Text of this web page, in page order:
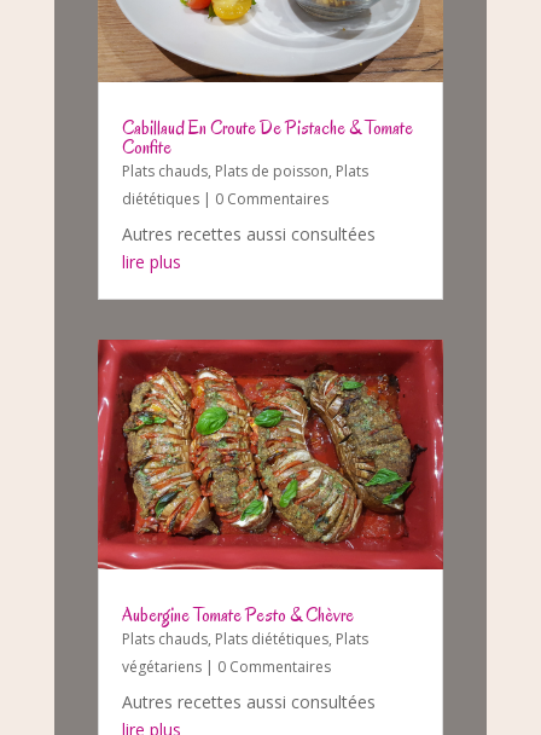
Cabillaud En Croute De Pistache & Tomate
Confite
Plats chauds, Plats de poisson, Plats
diététiques| 0 Commentaires
Autres recettes aussi consultées
lire plus
Aubergine Tomate Pesto & Chèvre
Plats chauds, Plats diététiques, Plats
végétariens| 0 Commentaires
Autres recettes aussi consultées
lire plus